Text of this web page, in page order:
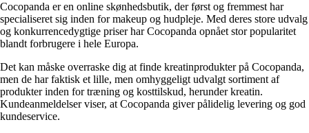
Cocopanda er en online skønhedsbutik, der først og fremmest har
specialiseret sig inden for makeup og hudpleje. Med deres store udvalg
og konkurrencedygtige priser har Cocopanda opnået stor popularitet
blandt forbrugere i hele Europa.
Det kan måske overraske dig at finde kreatinprodukter på Cocopanda,
men de har faktisk et lille, men omhyggeligt udvalgt sortiment af
produkter inden for træning og kosttilskud, herunder kreatin.
Kundeanmeldelser viser, at Cocopanda giver pålidelig levering og god
kundeservice.